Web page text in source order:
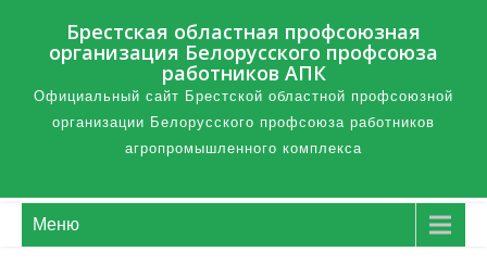
Брестская областная профсоюзная
организация Белорусского профсоюза
работников АПК
Официальный сайт Брестской областной профсоюзной
организации Белорусского профсоюза работников
агропромышленного комплекса
Меню